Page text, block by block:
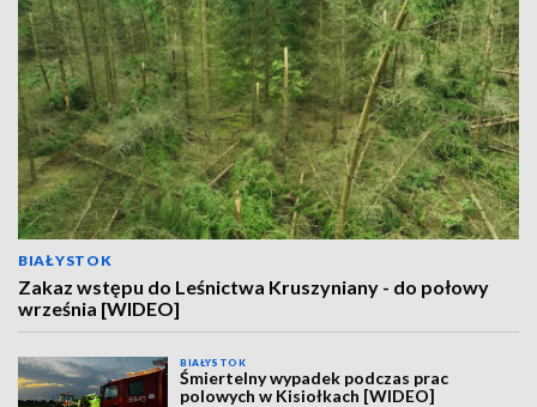
BIAŁYSTOK
Zakaz wstępu do Leśnictwa Kruszyniany - do połowy
września [WIDEO]
BIAŁYSTOK
Śmiertelny wypadek podczas prac
polowych w Kisiołkach [WIDEO]